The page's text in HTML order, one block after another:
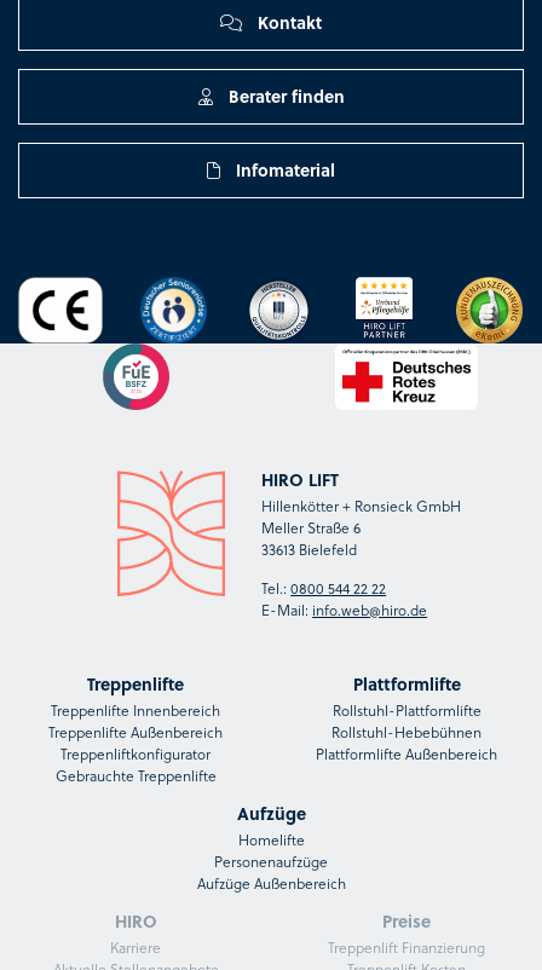
Kontakt
Berater finden
Infomaterial
HIRO LIFT
Hillenkötter + Ronsieck GmbH
Meller Straße 6
33613 Bielefeld
Tel.:0800 544 22 22
E-Mail: info.web@hiro.de
Treppenlifte
Treppenlifte Innenbereich
Treppenlifte Außenbereich
Treppenliftkonfigurator
Gebrauchte Treppenlifte
Plattformlifte
Rollstuhl-Plattformlifte
Rollstuhl-Hebebühnen
Plattformlifte Außenbereich
Aufzüge
Homelifte
Personenaufzüge
Aufzüge Außenbereich
HIRO
Karriere
Preise
Treppenlift Finanzierung